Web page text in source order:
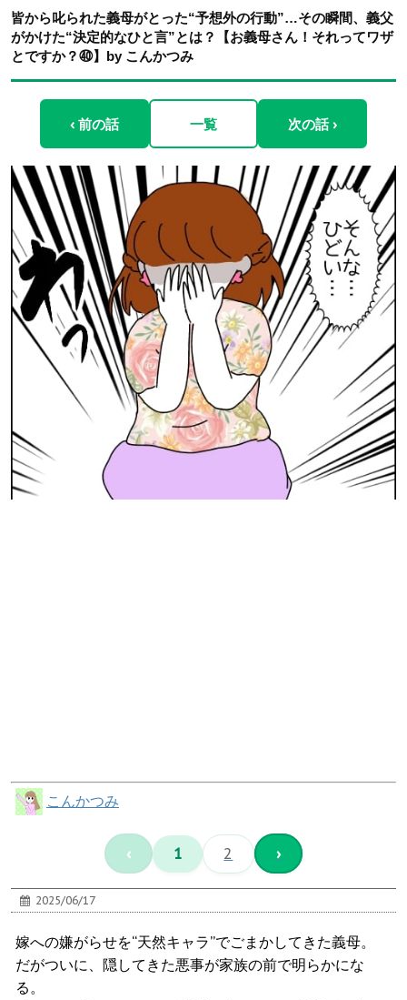
皆から叱られた義母がとった“予想外の行動”…その瞬間、義父
がかけた“決定的なひと言”とは？【お義母さん！それってワザ
とですか？㊵】by こんかつみ
‹ 前の話 一覧 次の話 ›
こんかつみ
‹ 1 2 ›
2025/06/17
嫁への嫌がらせを“天然キャラ”でごまかしてきた義母。
だがついに、隠してきた悪事が家族の前で明らかにな
る。